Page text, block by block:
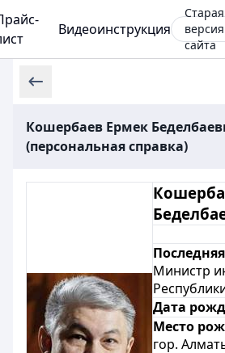
Видеоинструкция
Старая
версия
сайта
Кошербаев Ермек
(персональная справка)
Министр
Дата
Место
гор.